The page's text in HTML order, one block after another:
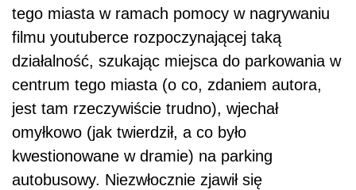
tego miasta w ramach pomocy w nagrywaniu
filmu youtuberce rozpoczynającej taką
działalność, szukając miejsca do parkowania w
centrum tego miasta (o co, zdaniem autora,
jest tam rzeczywiście trudno), wjechał
omyłkowo (jak twierdził, a co było
kwestionowane w dramie) na parking
autobusowy. Niezwłocznie zjawił się